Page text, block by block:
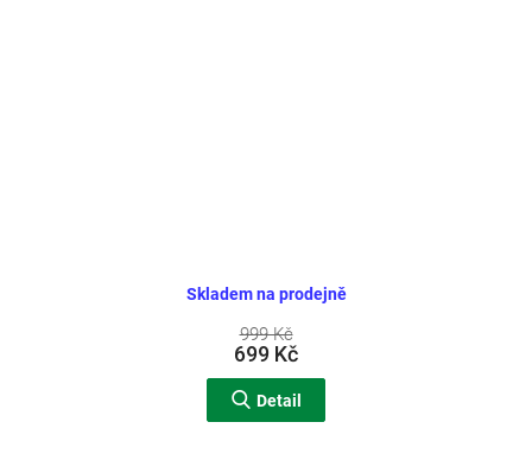
Skladem na prodejně
999 Kč
699 Kč
Detail